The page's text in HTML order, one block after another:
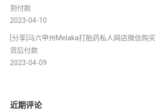
到付款
2023-04-10
[分享]马六甲州Melaka打胎药私人网店微信购
货后付款
2023-04-09
近期评论